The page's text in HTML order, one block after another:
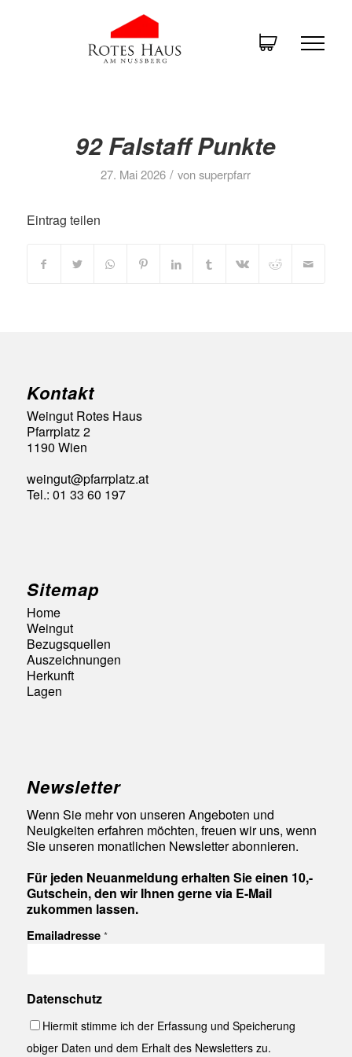
92 Falstaff Punkte
27. Mai 2026 / vonsuperpfarr
Eintrag teilen
Kontakt
Weingut Rotes Haus
Pfarrplatz 2
1190 Wien
weingut@pfarrplatz.at
Tel.: 01 33 60 197
Sitemap
Home
Weingut
Bezugsquellen
Auszeichnungen
Herkunft
Lagen
Newsletter
Wenn Sie mehr von unseren Angeboten und
Neuigkeiten erfahren möchten, freuen wir uns, wenn
Sie unseren monatlichen Newsletter abonnieren.
Für jeden Neuanmeldung erhalten Sie einen 10,-
Gutschein, den wir Ihnen gerne via E-Mail
zukommen lassen.
Emailadresse *
Datenschutz
Hiermit stimme ich der Erfassung und Speicherung
obiger Daten und dem Erhalt des Newsletters zu.